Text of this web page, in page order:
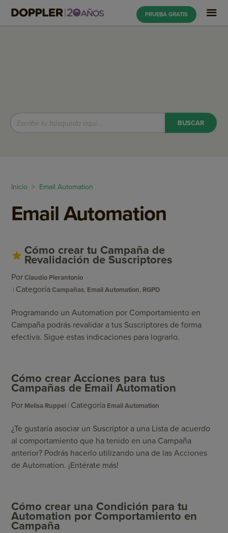
PRUEBA GRATIS
Inicio > Email Automation
Email Automation
Cómo crear tu Campaña de
Revalidación de Suscriptores
Por Claudio Pierantonio
Categoría Campañas, Email Automation, RGPD
Programando un Automation por Comportamiento en
Campaña podrás revalidar a tus Suscriptores de forma
efectiva. Sigue estas indicaciones para lograrlo.
Cómo crear Acciones para tus
Campañas de Email Automation
Por Melisa Ruppel Categoría Email Automation
¿Te gustaría asociar un Suscriptor a una Lista de acuerdo
al comportamiento que ha tenido en una Campaña
anterior? Podrás hacerlo utilizando una de las Acciones
de Automation. ¡Entérate más!
Cómo crear una Condición para tu
Automation por Comportamiento en
Campaña